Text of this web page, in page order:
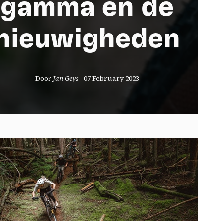
gamma en de
Door Jan Geys- 07 February 2023
management panel
Deny all cookies